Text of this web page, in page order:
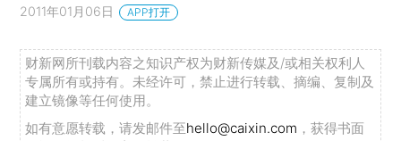
2011年01月06日 APP打开
财新网所刊载内容之知识产权为财新传媒及/或相关权利人
专属所有或持有。未经许可，禁止进行转载、摘编、复制及
建立镜像等任何使用。
如有意愿转载，请发邮件至hello@caixin.com ，获得书面